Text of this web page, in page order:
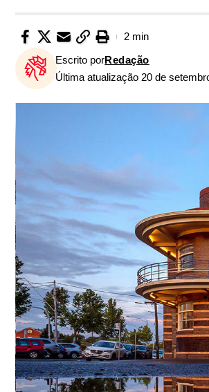
Última atualização 20 de
Escrito porRedação
2 min